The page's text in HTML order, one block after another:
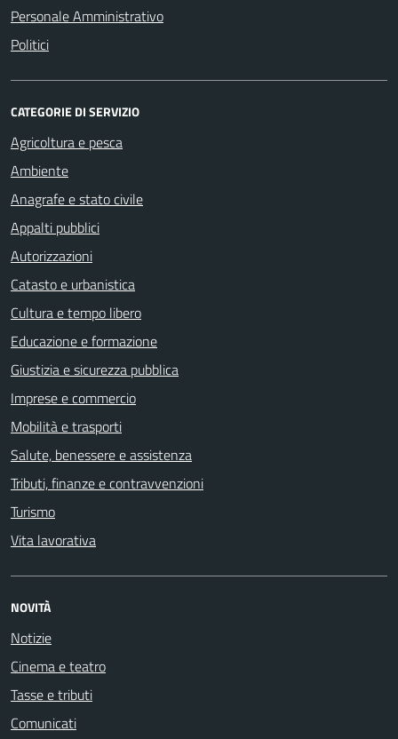
Personale Amministrativo
Politici
CATEGORIE DI SERVIZIO
Agricoltura e pesca
Ambiente
Anagrafe e stato civile
Appalti pubblici
Autorizzazioni
Catasto e urbanistica
Cultura e tempo libero
Educazione e formazione
Giustizia e sicurezza pubblica
Imprese e commercio
Mobilità e trasporti
Salute, benessere e assistenza
Tributi, finanze e contravvenzioni
Turismo
Vita lavorativa
NOVITÀ
Notizie
Cinema e teatro
Tasse e tributi
Comunicati